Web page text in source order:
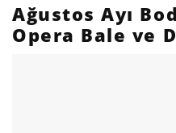
Ağustos Ayı
Opera Bale ve